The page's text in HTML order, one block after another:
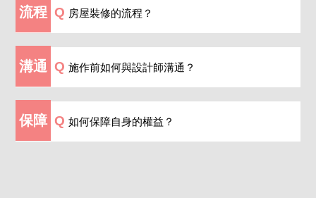
A 建議可以依照屋齡抓裝潢預算。新成屋→每坪約
上；屋齡10~20 年→每坪約10~12萬元以上；屋齡20
年→每坪約12萬元以上。
流程 Q 房屋裝修的流程？
A 找室內設計師的裝修流程：專人諮詢→洽談丈量
工程施作。各工種
→木作→油漆粉刷。若沒時間規劃裝修流程，找設
溝通 Q施作前如何與設計師溝通？
A
首先是房屋的基本資訊：屋齡、實際坪數、房屋
保障 Q如何保障自身的權益？